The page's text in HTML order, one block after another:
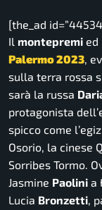
[the_ad
Il montepremi ed
Palermo 2023,
sulla terra rossa
sarà la russa
protagonista
spicco come
Osorio, la cinese
Sorribes Tormo.
Jasmine Paolini a
Lucia Bronzetti,